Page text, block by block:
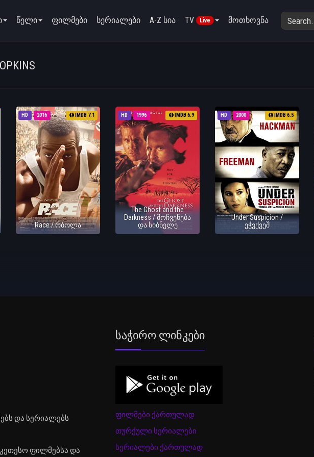
წელი ფილმები სერიალები A-Z სია TV Live მოთხოვნა
HD 2016 IMDB 7.1
Race / რბოლა
HD 1996 IMDB 6.9
The Ghost and the
Darkness / მოჩვენება
და სიბნელე
HD 2000 IMDB 6.5
Under Suspicion /
ეჭვქვეშ
და სერიალებს
ფილმებსა და
Საჭირო Ლინკები
ფილმები ქართულად
თურქული სერიალები
სერიალები ქართულად